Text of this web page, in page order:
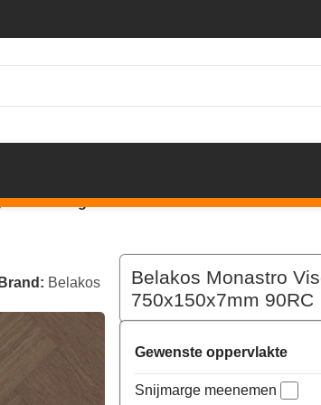
Click Visgraat Klik PVC Bruin
Brand: Belakos
Belakos Monastro
750x150x7mm 90RC
Gewenste oppervlakte
Snijmarge meenemen